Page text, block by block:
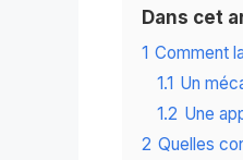
Dans cet
1 Comment
1.1 Un
1.2 Une
2 Quelles